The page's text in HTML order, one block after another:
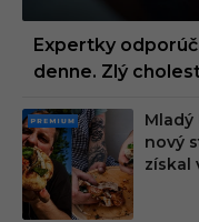
Expertky
denne. Zlý
PRE
MIU
M
Mladý
nový
získal